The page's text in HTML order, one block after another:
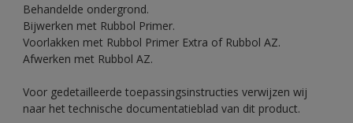
Behandelde ondergrond.
Bijwerken met Rubbol Primer.
Voorlakken met Rubbol Primer Extra of Rubbol AZ.
Afwerken met Rubbol AZ.
Voor gedetailleerde toepassingsinstructies verwijzen wij
naar het technische documentatieblad van dit product.